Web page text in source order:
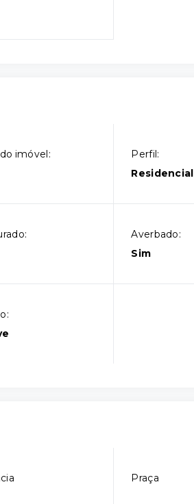
imóvel:
Perfil:
Residencial
Averbado:
Sim
Praça